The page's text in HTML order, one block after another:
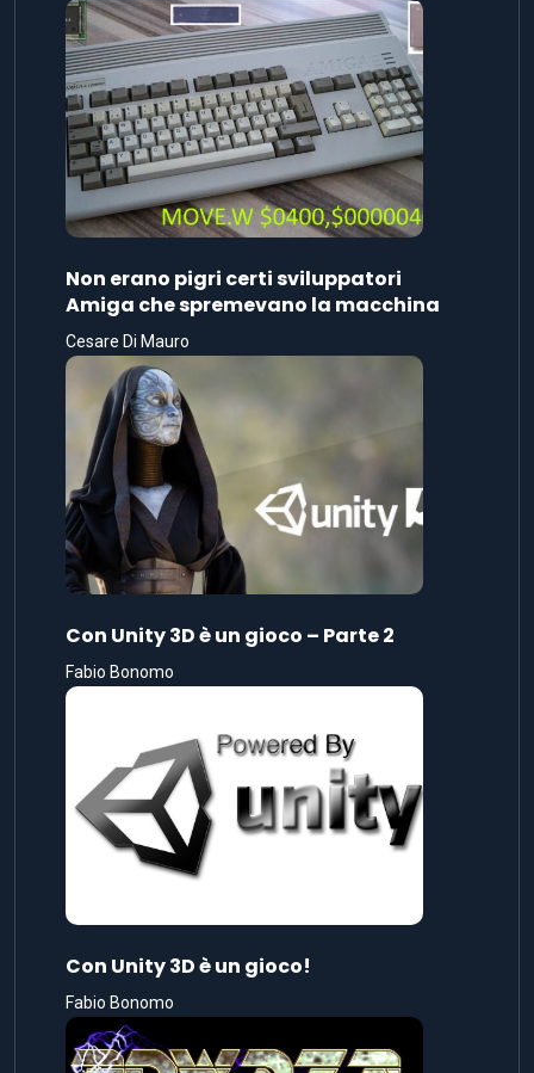
Non erano pigri certi sviluppatori
Amiga che spremevano la macchina
Cesare Di Mauro
Con Unity 3D è un gioco – Parte 2
Fabio Bonomo
Con Unity 3D è un gioco!
Fabio Bonomo